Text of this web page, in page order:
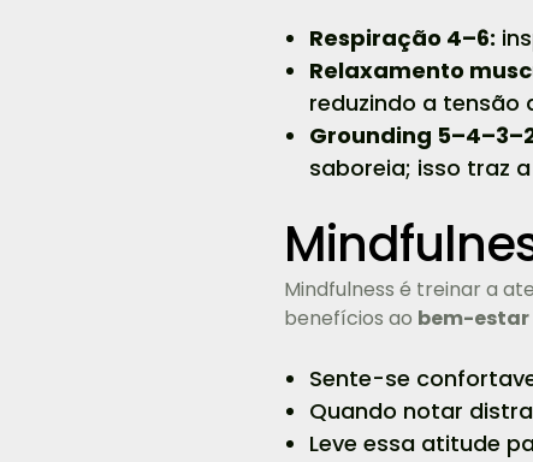
Respiração 4–6:
Relaxamento
reduzindo a tensão
Grounding
saboreia; isso traz
Mindfulness é treinar a
benefícios ao bem-estar
Sente-se
Quando notar
Leve essa atitude